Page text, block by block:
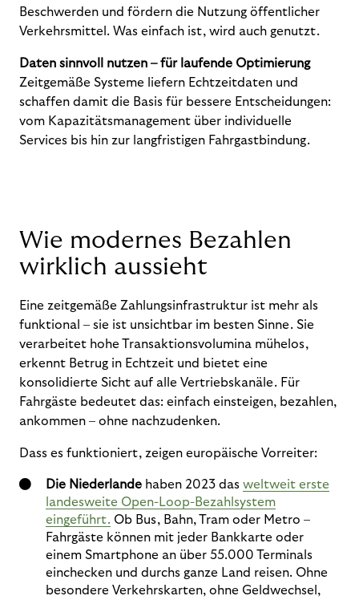
Beschwerden und fördern die Nutzung öffentlicher
Verkehrsmittel. Was einfach ist, wird auch genutzt.
Daten sinnvoll nutzen – für laufende Optimierung
Zeitgemäße Systeme liefern Echtzeitdaten und
schaffen damit die Basis für bessere Entscheidungen:
vom Kapazitätsmanagement über individuelle
Services bis hin zur langfristigen Fahrgastbindung.
Wie modernes Bezahlen
wirklich aussieht
Eine zeitgemäße Zahlungsinfrastruktur ist mehr als
funktional – sie ist unsichtbar im besten Sinne. Sie
verarbeitet hohe Transaktionsvolumina mühelos,
erkennt Betrug in Echtzeit und bietet eine
konsolidierte Sicht auf alle Vertriebskanäle. Für
Fahrgäste bedeutet das: einfach einsteigen, bezahlen,
ankommen – ohne nachzudenken.
Dass es funktioniert, zeigen europäische Vorreiter:
Die Niederlandehaben 2023 das weltweit erste
landesweite Open-Loop-Bezahlsystem
eingeführt. Ob Bus, Bahn, Tram oder Metro –
Fahrgäste können mit jeder Bankkarte oder
einem Smartphone an über 55.000 Terminals
einchecken und durchs ganze Land reisen. Ohne
besondere Verkehrskarten, ohne Geldwechsel,